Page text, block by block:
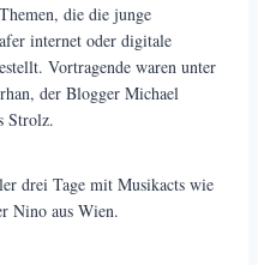
die die junge
internet oder digitale
Vortragende waren unter
der Blogger Michael
Strolz.
drei Tage mit Musikacts wie
Nino aus Wien.